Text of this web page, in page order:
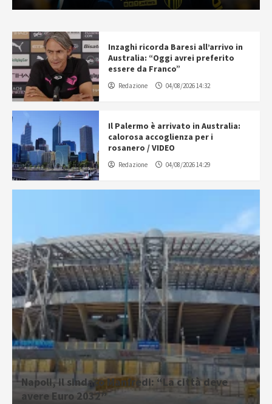
Inzaghi ricorda Baresi all’arrivo in
Australia: “Oggi avrei preferito
essere da Franco”
Redazione 04/08/2026 14:32
Il Palermo è arrivato in Australia:
calorosa accoglienza per i
rosanero / VIDEO
Redazione 04/08/2026 14:29
Napoli, il sindaco Manfredi: “La città deve
avere Euro 2032”